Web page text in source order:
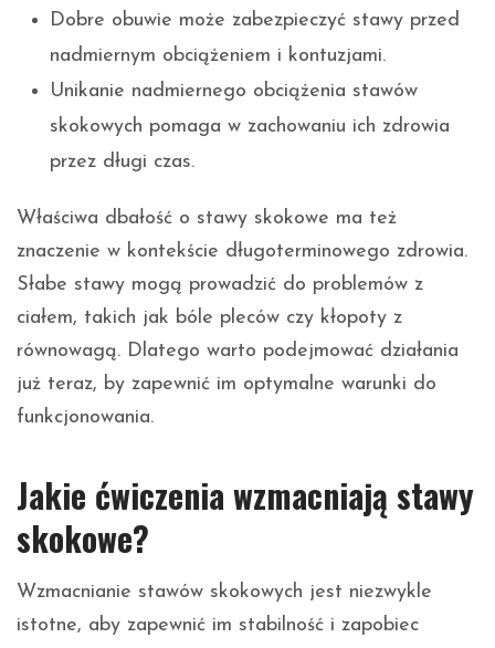
Dobre obuwie może zabezpieczyć stawy przed
nadmiernym obciążeniem i kontuzjami.
Unikanie nadmiernego obciążenia stawów
skokowych pomaga w zachowaniu ich zdrowia
przez długi czas.
Właściwa dbałość o stawy skokowe ma też
znaczenie w kontekście długoterminowego zdrowia.
Słabe stawy mogą prowadzić do problemów z
ciałem, takich jak bóle pleców czy kłopoty z
równowagą. Dlatego warto podejmować działania
już teraz, by zapewnić im optymalne warunki do
funkcjonowania.
Jakie ćwiczenia wzmacniają stawy
skokowe?
Wzmacnianie stawów skokowych jest niezwykle
istotne, aby zapewnić im stabilność i zapobiec